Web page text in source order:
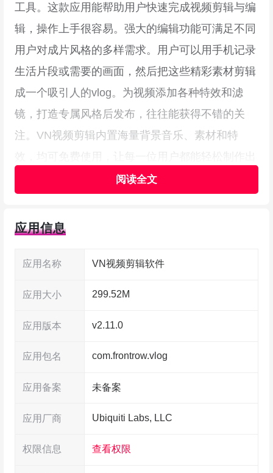
工具。这款应用能帮助用户快速完成视频剪辑与编
辑，操作上手很容易。强大的编辑功能可满足不同
用户对成片风格的多样需求。用户可以用手机记录
生活片段或需要的画面，然后把这些精彩素材剪辑
成一个吸引人的vlog。为视频添加各种特效和滤
镜，打造专属风格后发布，往往能获得不错的关
注。VN视频剪辑内置海量背景音乐、素材和特
专业感短视频。三分钟秒出生活大片
– 将 PC 端的剪辑轨道交互运用到【VN】中，
切的关键帧。
2、删除排序
– 向上、向下划动删除，长按拖动排序；支持
多视频/图片，无时长限制；
3、草稿保存
应用信息
应用名称 VN视频剪辑软件
应用大小 299.52M
应用版本 v2.11.0
应用包名 com.frontrow.vlog
应用备案 未备案
应用厂商 Ubiquiti Labs, LLC
权限信息 查看权限